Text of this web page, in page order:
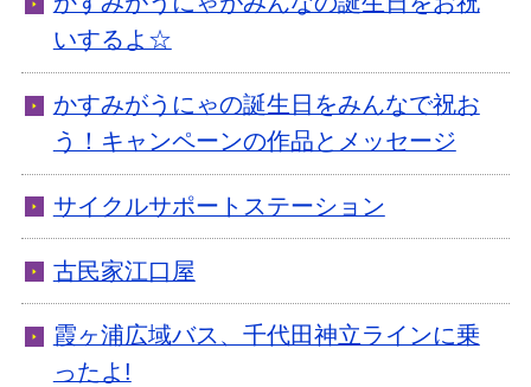
いするよ☆
かすみがうにゃの誕生日をみんなで祝お
う！キャンペーンの作品とメッセージ
サイクルサポートステーション
古民家江口屋
霞ヶ浦広域バス、千代田神立ラインに乗
ったよ!